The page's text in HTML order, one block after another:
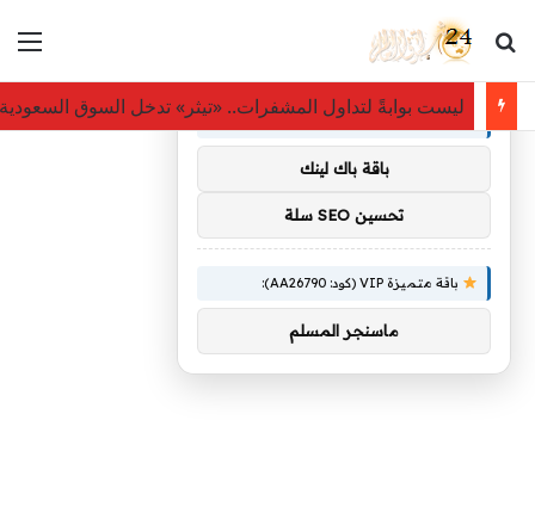
بحث عن
ليست بوابةً لتداول المشفرات.. «تيثر» تدخل السوق
توصيات :
باقة متميزة VIP (كود: AA11138):
باقة باك لينك
تحسين SEO سلة
باقة متميزة VIP (كود: AA26790):
ماسنجر المسلم